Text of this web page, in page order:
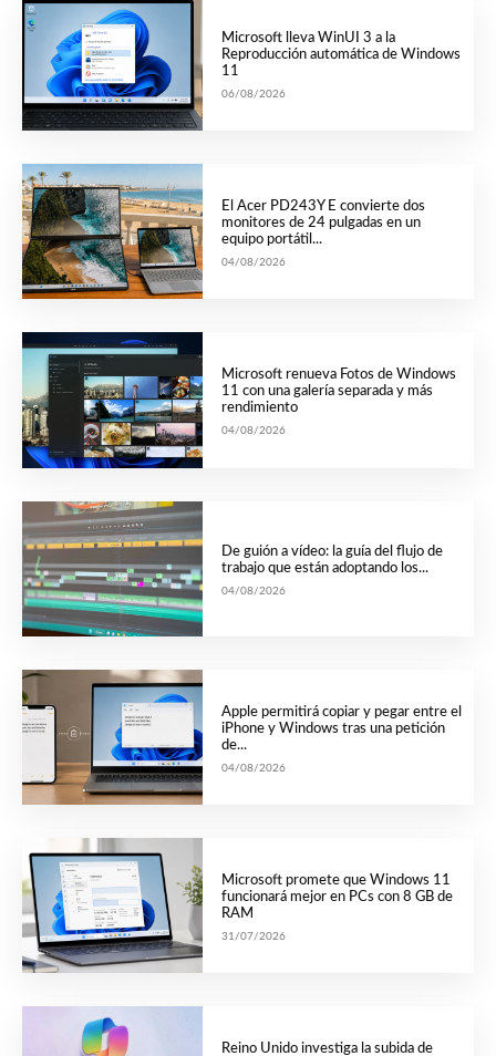
Microsoft lleva WinUI 3 a la
Reproducción automática de Windows
11
06/08/2026
El Acer PD243Y E convierte dos
monitores de 24 pulgadas en un
equipo portátil...
04/08/2026
Microsoft renueva Fotos de Windows
11 con una galería separada y más
rendimiento
04/08/2026
De guión a vídeo: la guía del flujo de
trabajo que están adoptando los...
04/08/2026
Apple permitirá copiar y pegar entre el
iPhone y Windows tras una petición
de...
04/08/2026
Microsoft promete que Windows 11
funcionará mejor en PCs con 8 GB de
RAM
31/07/2026
Reino Unido investiga la subida de